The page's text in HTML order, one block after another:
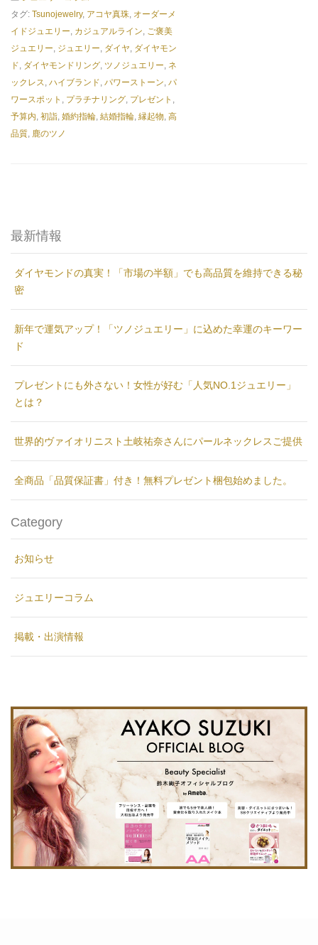
タグ: Tsunojewelry, アコヤ真珠, オーダーメ
イドジュエリー, カジュアルライン, ご褒美
ジュエリー, ジュエリー, ダイヤ, ダイヤモン
ド, ダイヤモンドリング, ツノジュエリー, ネ
ックレス, ハイブランド, パワーストーン, パ
ワースポット , プラチナリング, プレゼント ,
予算内, 初詣, 婚約指輪, 結婚指輪, 縁起物, 高
品質, 鹿のツノ
最新情報
ダイヤモンドの真実！「市場の半額」でも高品質を維持できる秘
密
新年で運気アップ！「ツノジュエリー」に込めた幸運のキーワー
ド
プレゼントにも外さない！女性が好む「人気NO.1ジュエリー」
とは？
世界的ヴァイオリニスト土岐祐奈さんにパールネックレスご提供
全商品「品質保証書」付き！無料プレゼント梱包始めました。
Category
お知らせ
ジュエリーコラム
掲載・出演情報